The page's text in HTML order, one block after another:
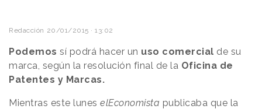
Redacción 20/01/2015 · 13:02
Podemos sí podrá hacer un uso comercial de su
marca, según la resolución final de la Oficina de
Patentes y Marcas.
Mientras este lunes elEconomista publicaba que la